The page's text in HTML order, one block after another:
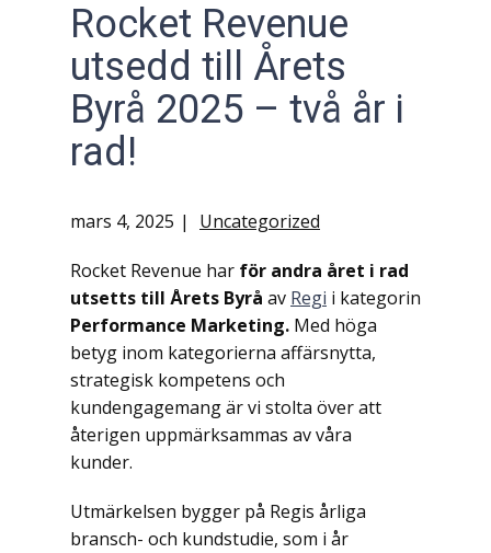
Rocket Revenue
utsedd till Årets
Byrå 2025 – två år i
rad!
mars 4, 2025 Uncategorized
Rocket Revenue har för andra året i rad
utsetts till Årets Byrå av Regi i kategorin
Performance Marketing. Med höga
betyg inom kategorierna affärsnytta,
strategisk kompetens och
kundengagemang är vi stolta över att
återigen uppmärksammas av våra
kunder.
Utmärkelsen bygger på Regis årliga
bransch- och kundstudie, som i år